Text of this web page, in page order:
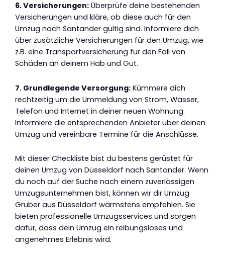
6. Versicherungen: Überprüfe deine bestehenden
Versicherungen und kläre, ob diese auch für den
Umzug nach Santander gültig sind. Informiere dich
über zusätzliche Versicherungen für den Umzug, wie
z.B. eine Transportversicherung für den Fall von
Schäden an deinem Hab und Gut.
7. Grundlegende Versorgung: Kümmere dich
rechtzeitig um die Ummeldung von Strom, Wasser,
Telefon und Internet in deiner neuen Wohnung.
Informiere die entsprechenden Anbieter über deinen
Umzug und vereinbare Termine für die Anschlüsse.
Mit dieser Checkliste bist du bestens gerüstet für
deinen Umzug von Düsseldorf nach Santander. Wenn
du noch auf der Suche nach einem zuverlässigen
Umzugsunternehmen bist, können wir dir Umzug
Gruber aus Düsseldorf wärmstens empfehlen. Sie
bieten professionelle Umzugsservices und sorgen
dafür, dass dein Umzug ein reibungsloses und
angenehmes Erlebnis wird.